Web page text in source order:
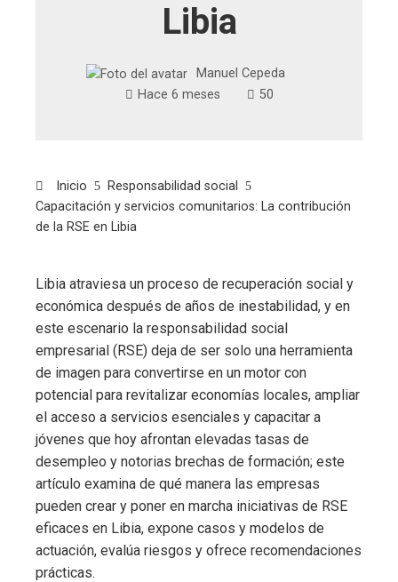
Libia
Manuel Cepeda
Hace 6 meses
50
Inicio
Responsabilidad social
Capacitación y servicios comunitarios: La contribución
de la RSE en Libia
Libia atraviesa un proceso de recuperación social y
económica después de años de inestabilidad, y en
este escenario la responsabilidad social
empresarial (RSE) deja de ser solo una herramienta
de imagen para convertirse en un motor con
potencial para revitalizar economías locales, ampliar
el acceso a servicios esenciales y capacitar a
jóvenes que hoy afrontan elevadas tasas de
desempleo y notorias brechas de formación; este
artículo examina de qué manera las empresas
pueden crear y poner en marcha iniciativas de RSE
eficaces en Libia, expone casos y modelos de
actuación, evalúa riesgos y ofrece recomendaciones
prácticas.